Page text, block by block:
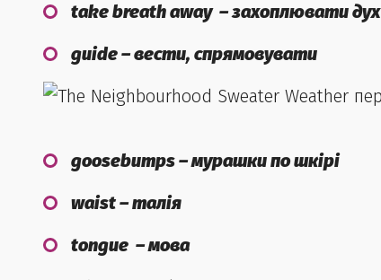
take breath away – захоплювати дух
guide – вести, спрямовувати
goosebumps – мурашки по шкірі
waist – талія
tongue – мова